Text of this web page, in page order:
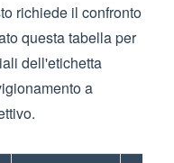
richiede il confronto
questa tabella per
dell'etichetta
a